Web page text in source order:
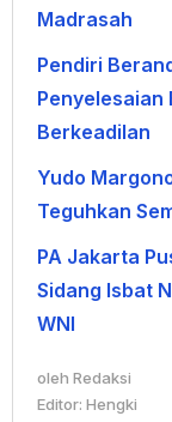
Madrasah
Pendiri
Penyelesaian
Berkeadilan
Yudo
Teguhkan
PA Jakarta
Sidang Isbat
WNI
oleh Redaksi
Editor: Hengki